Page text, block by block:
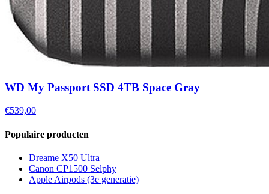
WD My Passport SSD 4TB Space Gray
€539,00
Populaire producten
Dreame X50 Ultra
Canon CP1500 Selphy
Apple Airpods (3e generatie)